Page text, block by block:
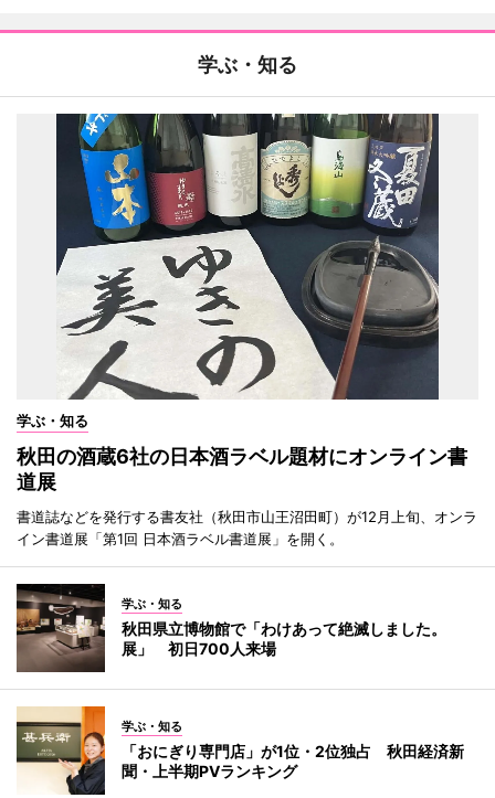
学ぶ・知る
学ぶ・知る
秋田の酒蔵6社の日本酒ラベル題材にオンライン書
道展
書道誌などを発行する書友社（秋田市山王沼田町）が12月上旬、オンラ
イン書道展「第1回 日本酒ラベル書道展」を開く。
学ぶ・知る
秋田県立博物館で「わけあって絶滅しました。
展」 初日700人来場
学ぶ・知る
「おにぎり専門店」が1位・2位独占 秋田経済新
聞・上半期PVランキング